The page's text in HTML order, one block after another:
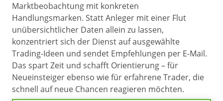
Marktbeobachtung mit konkreten
Handlungsmarken. Statt Anleger mit einer Flut
unübersichtlicher Daten allein zu lassen,
konzentriert sich der Dienst auf ausgewählte
Trading-Ideen und sendet Empfehlungen per E-Mail.
Das spart Zeit und schafft Orientierung – für
Neueinsteiger ebenso wie für erfahrene Trader, die
schnell auf neue Chancen reagieren möchten.